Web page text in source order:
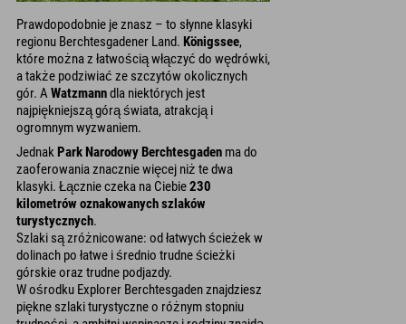
Prawdopodobnie je znasz – to słynne klasyki
regionu Berchtesgadener Land. Königssee,
które można z łatwością włączyć do wędrówki,
a także podziwiać ze szczytów okolicznych
gór. AWatzmanndla niektórych jest
najpiękniejszą górą świata, atrakcją i
ogromnym wyzwaniem.
JednakPark Narodowy Berchtesgaden ma do
zaoferowania znacznie więcej niż te dwa
klasyki. Łącznie czeka na Ciebie230
kilometrów oznakowanych szlaków
turystycznych.
Szlaki są zróżnicowane: od łatwych ścieżek w
dolinach po łatwe i średnio trudne ścieżki
górskie oraz trudne podjazdy.
W ośrodku Explorer Berchtesgaden znajdziesz
piękne szlaki turystyczne o różnym stopniu